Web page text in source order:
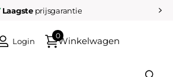
Laagsteprijsgarantie
Login Winkelwagen
0